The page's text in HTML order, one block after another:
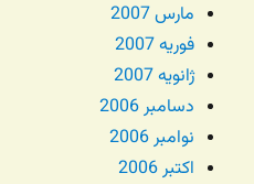
مارس 2007
فوریه 2007
ژانویه 2007
دسامبر 2006
نوامبر 2006
اکتبر 2006